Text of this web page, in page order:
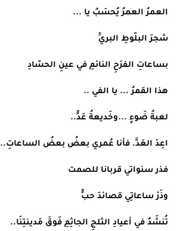
العمرُ العمرُ يُحسَبُ يا ...
شجرَ البلّوطِ البريِّ
بساعاتِ الفرَحِ النائمِ في عينِ الحسّادِ
هذا القمرُ ... يا الفي ..
لعبةُ ضَوءٍ ...وخَديعةُ عَدٍّ..
اعِدْ العَدَّ. فأنا عُمري بعضُ بعضُ الساعاتِ..
فذر سنواتي قربانا للصمت
وذَرْ ساعاتِي قصائدَ حبٍّ
تُنشَدُ في أعيادِ الثلجِ الجاثِمِ فَوقَ مَدينتِنَا..